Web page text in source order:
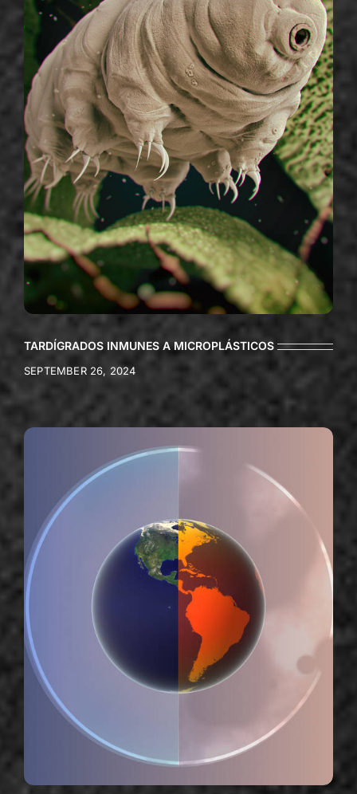
TARDÍGRADOS INMUNES A MICROPLÁSTICOS
SEPTEMBER 26, 2024